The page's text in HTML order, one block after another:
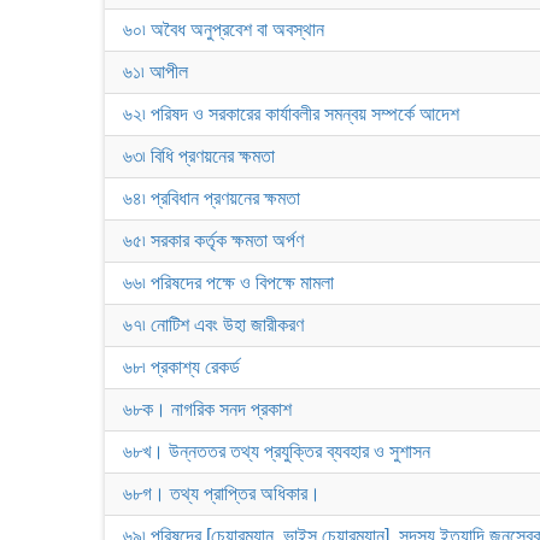
৬০৷ অবৈধ অনুপ্রবেশ বা অবস্থান
৬১৷ আপীল
৬২৷ পরিষদ ও সরকারের কার্যাবলীর সমন্বয় সম্পর্কে আদেশ
৬৩৷ বিধি প্রণয়নের ক্ষমতা
৬৪৷ প্রবিধান প্রণয়নের ক্ষমতা
৬৫৷ সরকার কর্তৃক ক্ষমতা অর্পণ
৬৬৷ পরিষদের পক্ষে ও বিপক্ষে মামলা
৬৭৷ নোটিশ এবং উহা জারীকরণ
৬৮৷ প্রকাশ্য রেকর্ড
৬৮ক। নাগরিক সনদ প্রকাশ
৬৮খ। উন্নততর তথ্য প্রযুক্তির ব্যবহার ও সুশাসন
৬৮গ। তথ্য প্রাপ্তির অধিকার।
৬৯৷ পরিষদের [চেয়ারম্যান, ভাইস চেয়ারম্যান], সদস্য ইত্যাদি